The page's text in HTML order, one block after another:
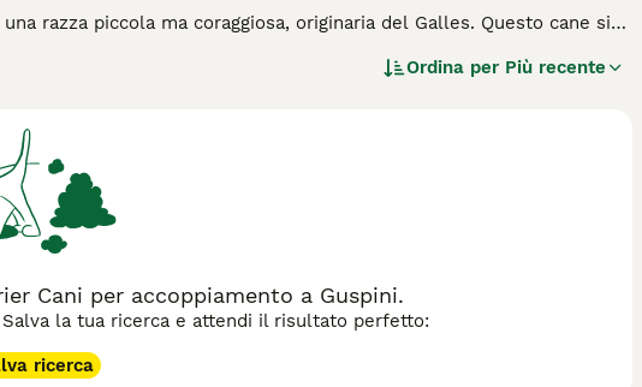
razza piccola ma coraggiosa, originaria del Galles. Questo cane si
di parassiti, mostrando grande coraggio nonostante le sue
sua famiglia umana e si adatta bene alla vita domestica,
carattere forte ma affettuoso.
all'acquisto per questa razza.
Ordina per Più recente
Cani per accoppiamento a Guspini.
la tua ricerca e attendi il risultato perfetto:
ricerca